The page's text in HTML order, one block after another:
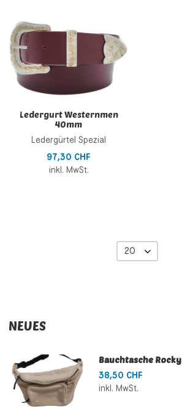
Ledergurt Westernmen
40mm
Ledergürtel Spezial
97,30 CHF
inkl. MwSt.
20
NEUES
Bauchtasche Rocky
38,50 CHF
inkl. MwSt.